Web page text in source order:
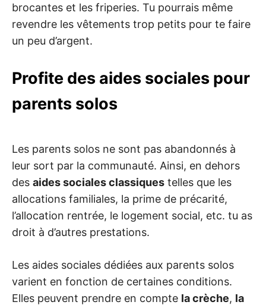
brocantes et les friperies. Tu pourrais même
revendre les vêtements trop petits pour te faire
un peu d’argent.
Profite des aides sociales pour
parents solos
Les parents solos ne sont pas abandonnés à
leur sort par la communauté. Ainsi, en dehors
des aides sociales classiques telles que les
allocations familiales, la prime de précarité,
l’allocation rentrée, le logement social, etc. tu as
droit à d’autres prestations.
Les aides sociales dédiées aux parents solos
varient en fonction de certaines conditions.
Elles peuvent prendre en compte la crèche, la